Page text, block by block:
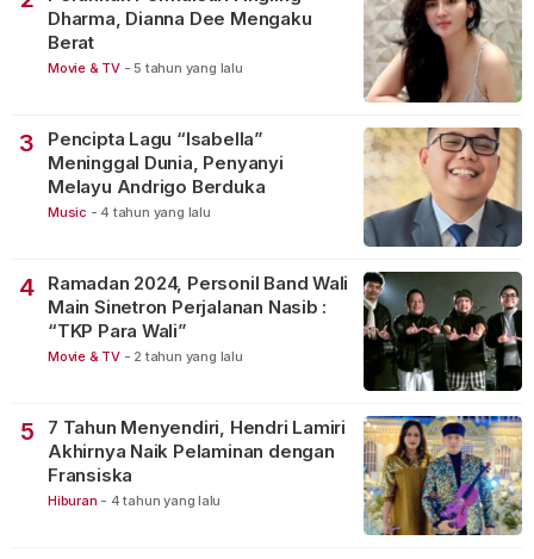
Dharma, Dianna Dee Mengaku
Berat
Movie & TV - 5 tahun yang lalu
3
Pencipta Lagu “Isabella”
Meninggal Dunia, Penyanyi
Melayu Andrigo Berduka
Music - 4 tahun yang lalu
4
Ramadan 2024, Personil Band Wali
Main Sinetron Perjalanan Nasib :
“TKP Para Wali”
Movie & TV - 2 tahun yang lalu
5
7 Tahun Menyendiri, Hendri Lamiri
Akhirnya Naik Pelaminan dengan
Fransiska
Hiburan - 4 tahun yang lalu